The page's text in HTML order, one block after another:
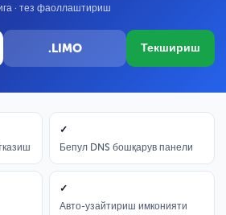
· тез фаоллаштириш
.LIMO Текшириш
✓
Бепул DNS бошқарув панели
✓
Авто-узайтириш имконияти